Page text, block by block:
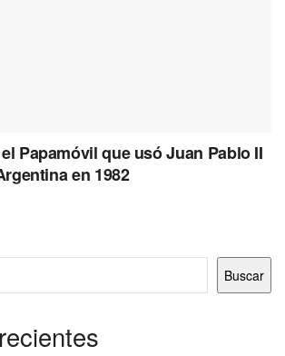
Papamóvil que usó Juan Pablo II
en 1982
Buscar